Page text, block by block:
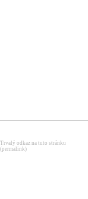
Trvalý odkaz na tuto stránku
(permalink)